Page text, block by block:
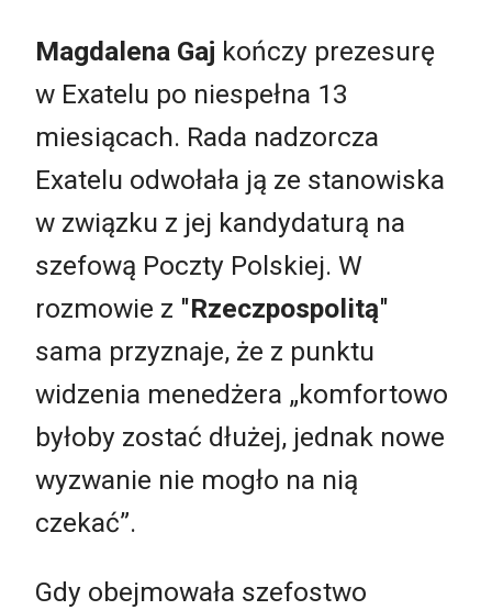
Magdalena Gaj kończy prezesurę
w Exatelu po niespełna 13
miesiącach. Rada nadzorcza
Exatelu odwołała ją ze stanowiska
w związku z jej kandydaturą na
szefową Poczty Polskiej. W
rozmowie z "Rzeczpospolitą"
sama przyznaje, że z punktu
widzenia menedżera „komfortowo
byłoby zostać dłużej, jednak nowe
wyzwanie nie mogło na nią
czekać”.
Gdy obejmowała szefostwo